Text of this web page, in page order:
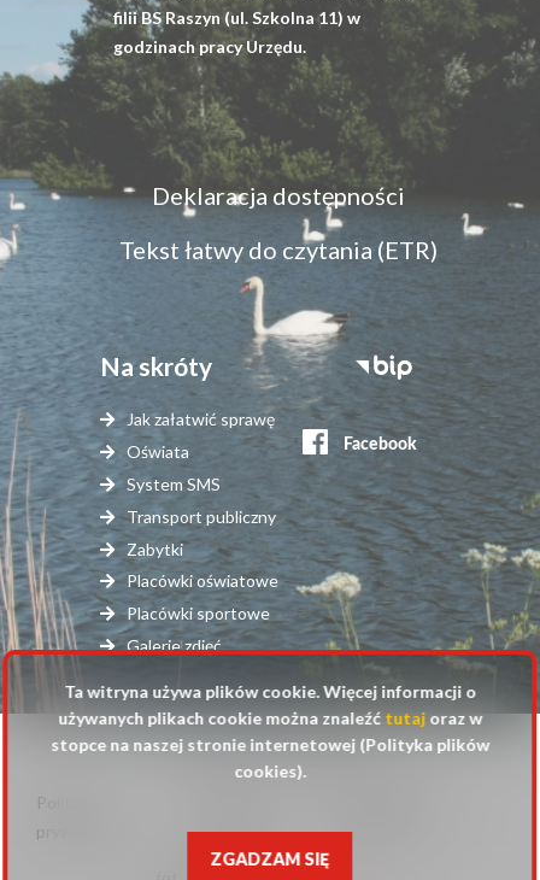
filii BS Raszyn (ul. Szkolna 11) w
godzinach pracy Urzędu.
Menu
dostępność
Deklaracja dostępności
Tekst łatwy do czytania (ETR)
Na skróty
Jak załatwić sprawę
Oświata
System SMS
Transport publiczny
Zabytki
Placówki oświatowe
Placówki sportowe
Galerie zdjęć
Stopka
serwisy
zewnętrzne
© 2025 Urząd Gminy Raszyn
Stopka
Polityka
prywatności
strony
cookies
Ta witryna używa plików cookie. Więcej informacji o
używanych plikach cookie można znaleźć tutajoraz w
stopce na naszej stronie internetowej (Polityka plików
cookies).
ZGADZAM SIĘ